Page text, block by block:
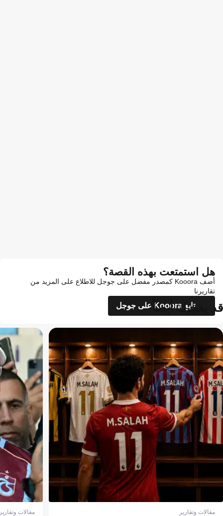
هل استمتعت بهذه القصة؟
أضف Kooora كمصدر مفضل على جوجل للاطلاع على المزيد من
تقاريرنا
تابع Kooora على جوجل
قد يعجبك أيضاً
مقالات وتقارير مقالات